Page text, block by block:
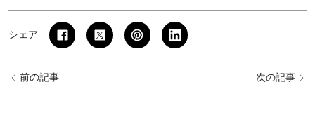
シェア
前の記事 次の記事